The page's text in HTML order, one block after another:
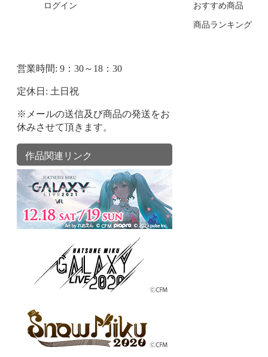
ログイン おすすめ商品
商品ランキング
営業時間: 9：30～18：30
定休日: 土日祝
※メールの送信及び商品の発送をお
休みさせて頂きます。
作品関連リンク